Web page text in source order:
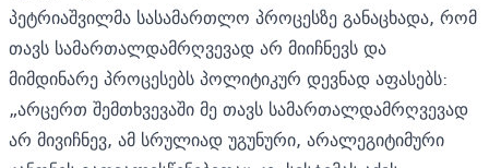
პეტრიაშვილმა სასამართლო პროცესზე განაცხადა, რომ
თავს სამართალდამრღვევად არ მიიჩნევს და
მიმდინარე პროცესებს პოლიტიკურ დევნად აფასებს:
„არცერთ შემთხვევაში მე თავს სამართალდამრღვევად
არ მივიჩნევ, ამ სრულიად უგუნური, არალეგიტიმური